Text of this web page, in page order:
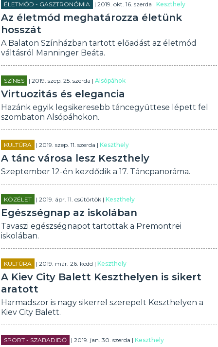
ÉLETMÓD - GASZTRONÓMIA | 2019. okt. 16. szerda |Keszthely
Az életmód meghatározza életünk
hosszát
A Balaton Színházban tartott előadást az életmód
váltásról Manninger Beáta.
SZÍNES | 2019. szep. 25. szerda |Alsópáhok
Virtuozitás és elegancia
Hazánk egyik legsikeresebb táncegyüttese lépett fel
szombaton Alsópáhokon.
KULTÚRA | 2019. szep. 11. szerda |Keszthely
A tánc városa lesz Keszthely
Szeptember 12-én kezdődik a 17. Táncpanoráma.
KÖZÉLET | 2019. ápr. 11. csütörtök |Keszthely
Egészségnap az iskolában
Tavaszi egészségnapot tartottak a Premontrei
iskolában.
KULTÚRA | 2019. már. 26. kedd |Keszthely
A Kiev City Balett Keszthelyen is sikert
aratott
Harmadszor is nagy sikerrel szerepelt Keszthelyen a
Kiev City Balett.
SPORT - SZABADIDŐ | 2019. jan. 30. szerda |Keszthely